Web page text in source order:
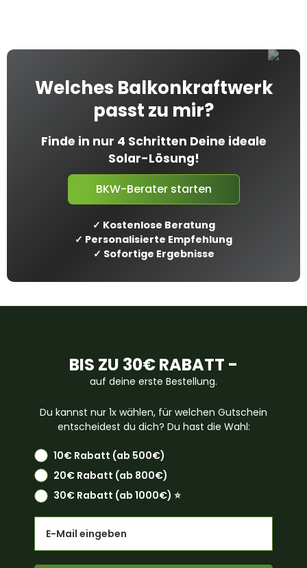
Welches Balkonkraftwerk
passt zu mir?
Finde in nur 4 Schritten Deine ideale
Solar-Lösung!
BKW-Berater starten
✓ Kostenlose Beratung
✓ Personalisierte Empfehlung
✓ Sofortige Ergebnisse
BIS ZU 30€ RABATT -
auf deine erste Bestellung.
Du kannst nur 1x wählen, für welchen Gutschein
entscheidest du dich? Du hast die Wahl:
10€ Rabatt (ab 500€)
20€ Rabatt (ab 800€)
30€ Rabatt (ab 1000€) ⭐️